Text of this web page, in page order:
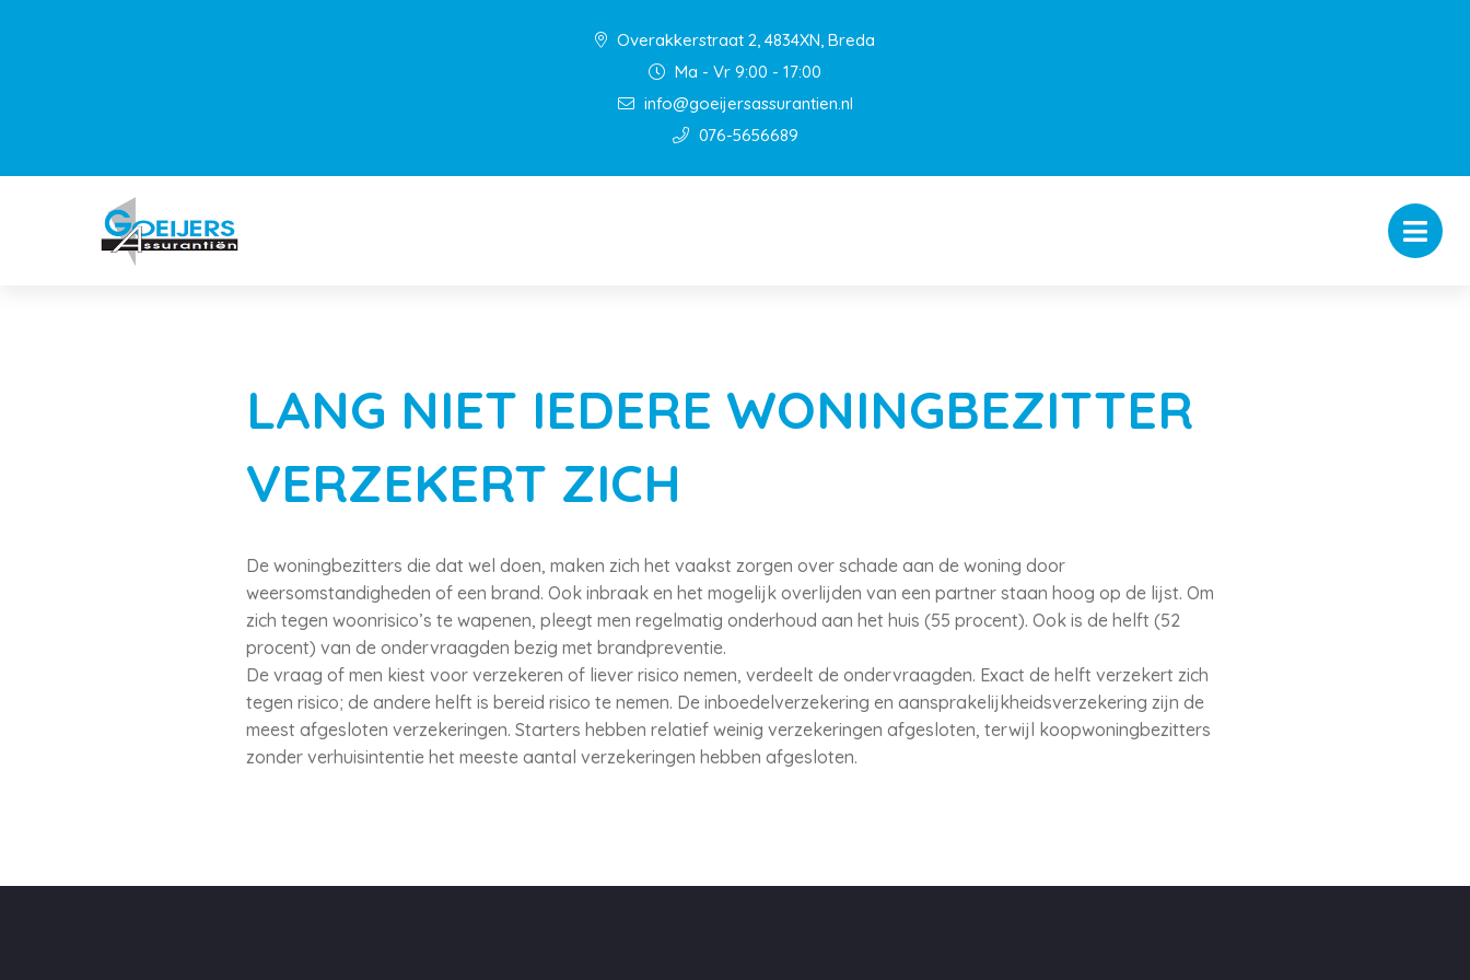
Overakkerstraat 2, 4834XN, Breda
Ma - Vr 9:00 - 17:00
info@goeijersassurantien.nl
076-5656689
LANG NIET IEDERE WONINGBEZITTER
VERZEKERT ZICH
De woningbezitters die dat wel doen, maken zich het vaakst zorgen over schade aan de woning door
weersomstandigheden of een brand. Ook inbraak en het mogelijk overlijden van een partner staan hoog op de lijst. Om
zich tegen woonrisico’s te wapenen, pleegt men regelmatig onderhoud aan het huis (55 procent). Ook is de helft (52
procent) van de ondervraagden bezig met brandpreventie.
De vraag of men kiest voor verzekeren of liever risico nemen, verdeelt de ondervraagden. Exact de helft verzekert zich
tegen risico; de andere helft is bereid risico te nemen. De inboedelverzekering en aansprakelijkheidsverzekering zijn de
meest afgesloten verzekeringen. Starters hebben relatief weinig verzekeringen afgesloten, terwijl koopwoningbezitters
zonder verhuisintentie het meeste aantal verzekeringen hebben afgesloten.